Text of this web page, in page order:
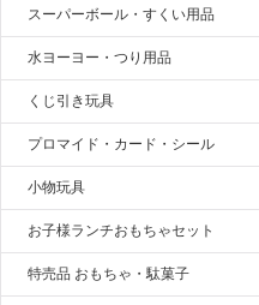
スーパーボール・すくい用品
水ヨーヨー・つり用品
くじ引き玩具
プロマイド・カード・シール
小物玩具
お子様ランチおもちゃセット
特売品 おもちゃ・駄菓子